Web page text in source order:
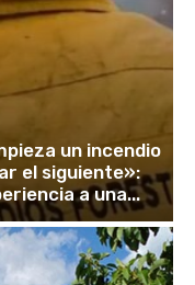
un incendio
el siguiente»:
a una...